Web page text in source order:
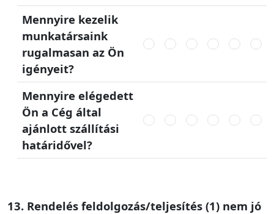
Mennyire kezelik
munkatársaink
rugalmasan az Ön
igényeit?
Mennyire elégedett
Ön a Cég által
ajánlott szállítási
határidővel?
13. Rendelés feldolgozás/teljesítés (1) nem jó